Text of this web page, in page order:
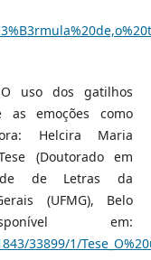
uso dos gatilhos
as emoções como
Helcira Maria
(Doutorado em
de Letras da
(UFMG), Belo
em:
33899/1/